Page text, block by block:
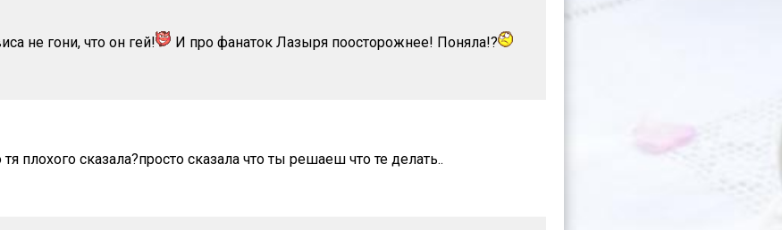
не гони, что он гей! И про фанаток Лазыря поосторожнее! Поняла!?
плохого сказала?просто сказала что ты решаеш что те делать..